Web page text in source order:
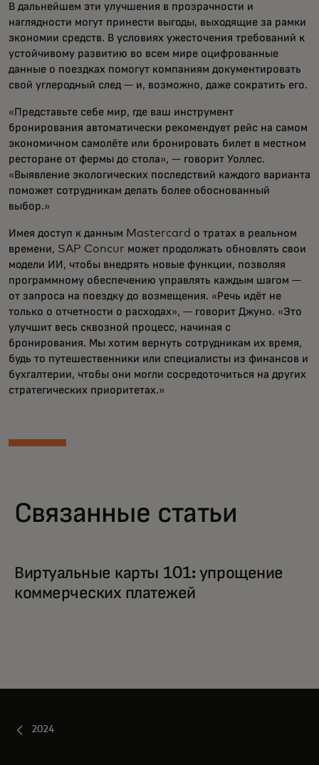
В дальнейшем эти улучшения в прозрачности и
наглядности могут принести выгоды, выходящие за рамки
экономии средств. В условиях ужесточения требований к
устойчивому развитию во всем мире оцифрованные
данные о поездках помогут компаниям документировать
свой углеродный след — и, возможно, даже сократить его.
«Представьте себе мир, где ваш инструмент
бронирования автоматически рекомендует рейс на самом
экономичном самолёте или бронировать билет в местном
ресторане от фермы до стола», — говорит Уоллес.
«Выявление экологических последствий каждого варианта
поможет сотрудникам делать более обоснованный
выбор.»
Имея доступ к данным Mastercard о тратах в реальном
времени, SAP Concur может продолжать обновлять свои
модели ИИ, чтобы внедрять новые функции, позволяя
программному обеспечению управлять каждым шагом —
от запроса на поездку до возмещения. «Речь идёт не
только о отчетности о расходах», — говорит Джуно. «Это
улучшит весь сквозной процесс, начиная с
бронирования. Мы хотим вернуть сотрудникам их время,
будь то путешественники или специалисты из финансов и
бухгалтерии, чтобы они могли сосредоточиться на других
стратегических приоритетах.»
Связанные статьи
Виртуальные карты 101: упрощение
коммерческих платежей
2024